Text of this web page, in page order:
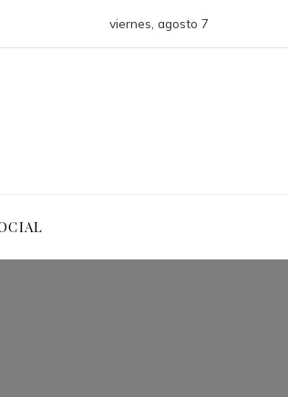
viernes, agosto 7